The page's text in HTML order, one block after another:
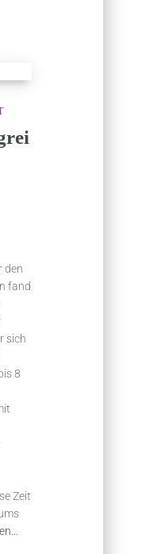
den
fand
sich
8
Zeit